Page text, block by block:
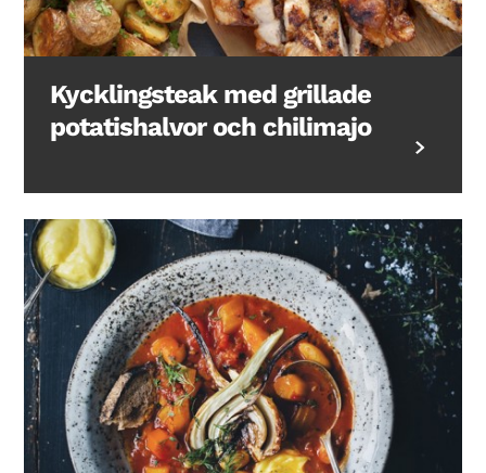
Kycklingsteak med grillade
potatishalvor och chilimajo